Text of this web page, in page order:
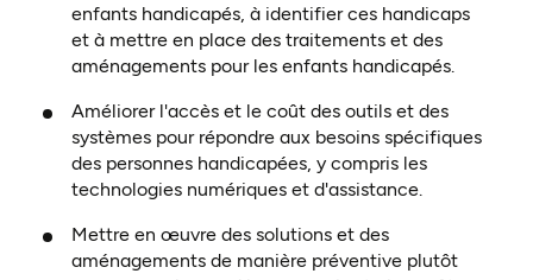
enfants handicapés, à identifier ces handicaps
et à mettre en place des traitements et des
aménagements pour les enfants handicapés.
Améliorer l'accès et le coût des outils et des
systèmes pour répondre aux besoins spécifiques
des personnes handicapées, y compris les
technologies numériques et d'assistance.
Mettre en œuvre des solutions et des
aménagements de manière préventive plutôt